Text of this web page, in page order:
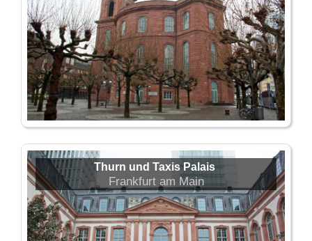
Thurn und Taxis Palais
Frankfurt am Main